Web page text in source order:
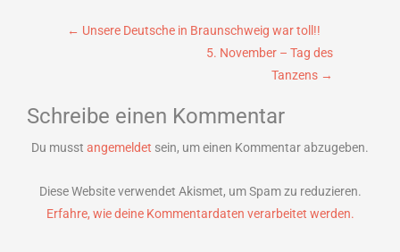
Beitragsnavigation
← Unsere Deutsche in Braunschweig war toll!!
5. November – Tag des
Tanzens →
Schreibe einen Kommentar
Du musst angemeldet sein, um einen Kommentar abzugeben.
Diese Website verwendet Akismet, um Spam zu reduzieren.
Erfahre, wie deine Kommentardaten verarbeitet werden.